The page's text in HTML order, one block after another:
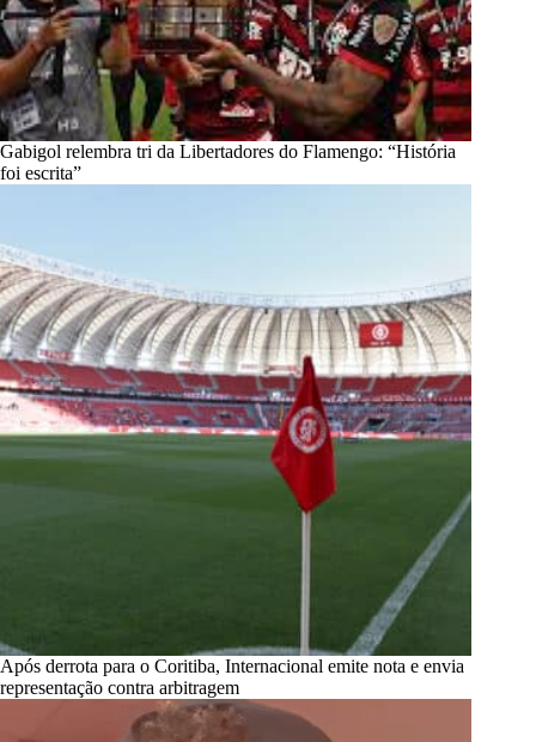
Gabigol relembra tri da Libertadores do Flamengo: “História
foi escrita”
Após derrota para o Coritiba, Internacional emite nota e envia
representação contra arbitragem